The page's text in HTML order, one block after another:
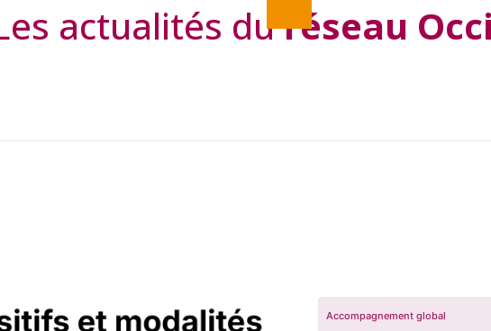
actualités duréseau
Accompagnement global